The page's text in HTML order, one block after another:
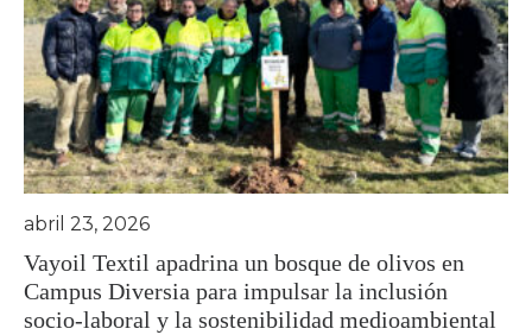
Vayoil Textil apadrina un bosque de olivos en
Campus Diversia para impulsar la inclusión
socio-laboral y la sostenibilidad medioambiental
abril 23, 2026